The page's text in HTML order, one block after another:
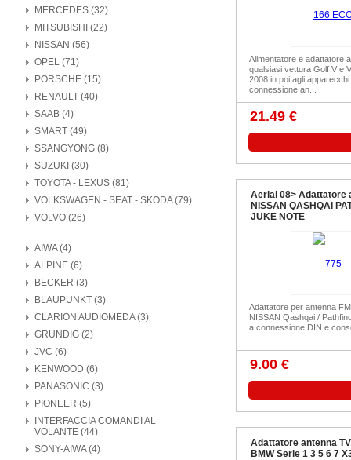
MERCEDES (32)
MITSUBISHI (22)
NISSAN (56)
OPEL (71)
PORSCHE (15)
RENAULT (40)
SAAB (4)
SMART (49)
SSANGYONG (8)
SUZUKI (30)
TOYOTA - LEXUS (81)
VOLKSWAGEN - SEAT - SKODA (79)
VOLVO (26)
AIWA (4)
ALPINE (6)
BECKER (3)
BLAUPUNKT (3)
CLARION AUDIOMEDA (3)
GRUNDIG (2)
JVC (6)
KENWOOD (6)
PANASONIC (3)
PIONEER (5)
INTERFACCIA COMANDI AL
VOLANTE (44)
SONY-AIWA (4)
Alimentatore e adattatore
qualsiasi vettura Golf V e
2008 in poi agli
connessione an...
21.49 €
Aerial 08> Adattatore
NISSAN QASHQAI
JUKE NOTE
Adattatore per antenna
NISSAN Qashqai /
a connessione DIN e
9.00 €
Adattatore antenna
BMW Serie 1 3 5 6 7